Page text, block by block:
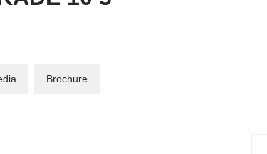
Brochure